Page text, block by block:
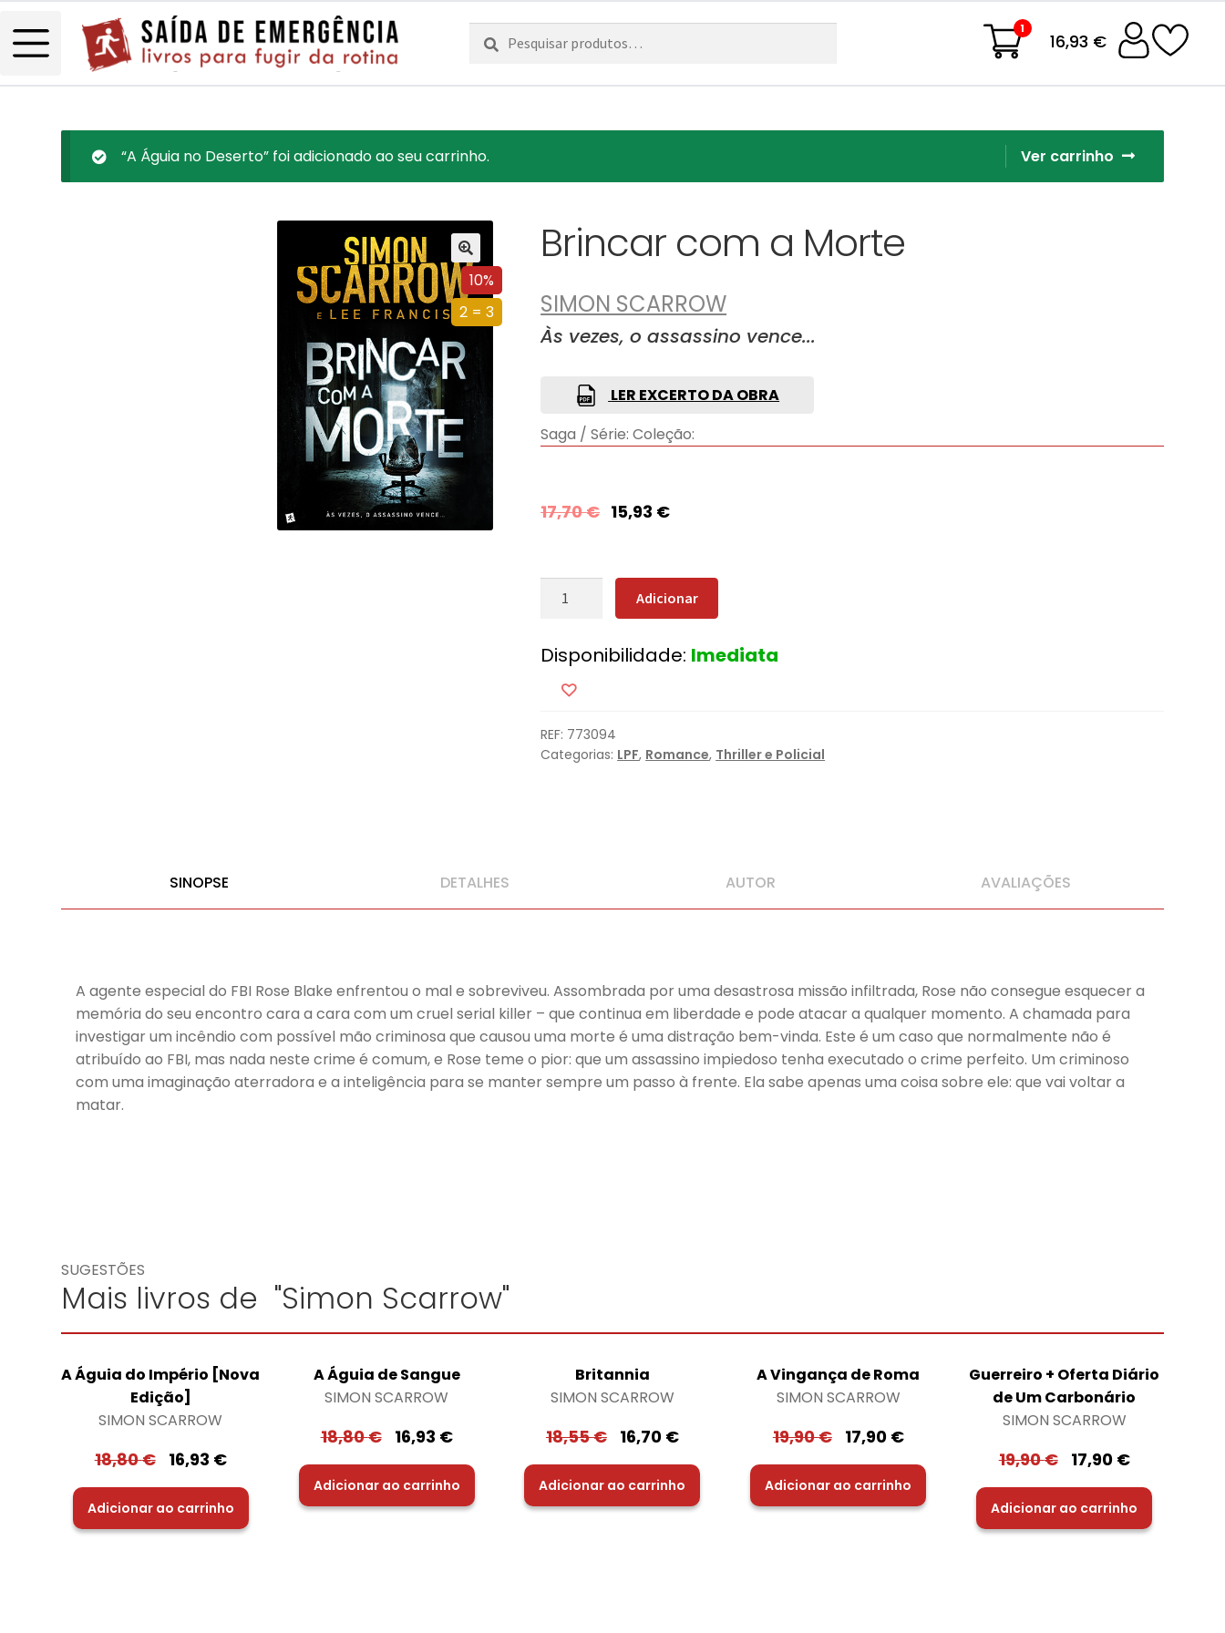
Pesquisar
por:
Pesquisa 1
16,93 €
Ver carrinho
“A Águia no Deserto” foi adicionado ao seu carrinho.
10%
2 = 3
Brincar com a Morte
SIMON SCARROW
Às vezes, o assassino vence...
LER EXCERTO DA OBRA
Saga / Série: Coleção:
17,70€ 15,93 €
Quantidade
com
Morte
Adicionar
Disponibilidade: Imediata
REF: 773094
Categorias: LPF, Romance, Thriller e Policial
SINOPSE DETALHES AUTOR AVALIAÇÕES
A agente especial do FBI Rose Blake enfrentou o mal e sobreviveu. Assombrada por uma desastrosa missão infiltrada, Rose não consegue esquecer a
memória do seu encontro cara a cara com um cruel serial killer – que continua em liberdade e pode atacar a qualquer momento. A chamada para
investigar um incêndio com possível mão criminosa que causou uma morte é uma distração bem-vinda. Este é um caso que normalmente não é
atribuído ao FBI, mas nada neste crime é comum, e Rose teme o pior: que um assassino impiedoso tenha executado o crime perfeito. Um criminoso
com uma imaginação aterradora e a inteligência para se manter sempre um passo à frente. Ela sabe apenas uma coisa sobre ele: que vai voltar a
matar.
SUGESTÕES
Mais livros de "Simon Scarrow"
A Águia do Império [Nova
Edição]
SIMON SCARROW
18,80€ 16,93 €
Adicionar ao carrinho
A Águia de Sangue
SIMON SCARROW
18,80€ 16,93 €
Adicionar ao carrinho
Britannia
SIMON SCARROW
18,55€ 16,70 €
Adicionar ao carrinho
A Vingança de Roma
SIMON SCARROW
19,90€ 17,90 €
Adicionar ao carrinho
Guerreiro + Oferta Diário
de Um Carbonário
SIMON SCARROW
19,90€ 17,90 €
Adicionar ao carrinho